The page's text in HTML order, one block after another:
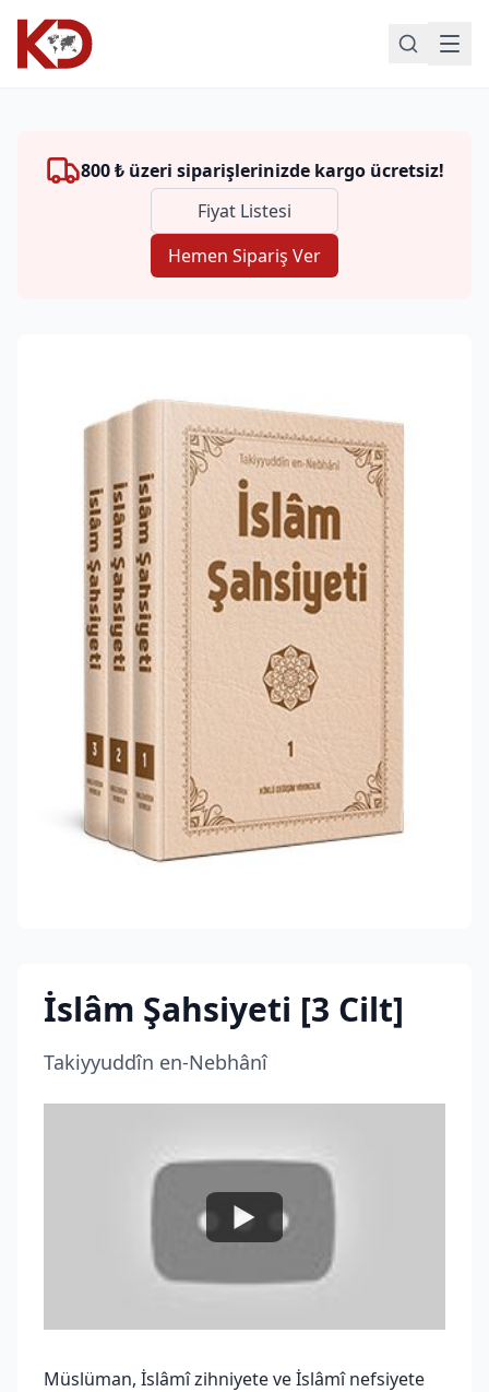
800 ₺ üzeri siparişlerinizde kargo ücretsiz!
Fiyat Listesi
Hemen Sipariş Ver
İslâm Şahsiyeti [3 Cilt]
Takiyyuddîn en-Nebhânî
Müslüman, İslâmî zihniyete ve İslâmî nefsiyete